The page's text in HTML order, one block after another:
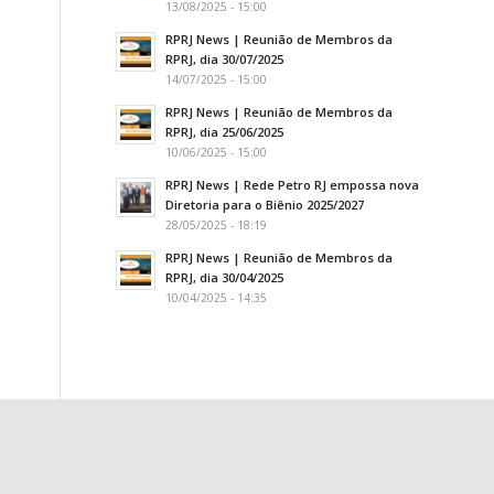
13/08/2025 - 15:00
RPRJ News | Reunião de Membros da
RPRJ, dia 30/07/2025
14/07/2025 - 15:00
RPRJ News | Reunião de Membros da
RPRJ, dia 25/06/2025
10/06/2025 - 15:00
RPRJ News | Rede Petro RJ empossa nova
Diretoria para o Biênio 2025/2027
28/05/2025 - 18:19
RPRJ News | Reunião de Membros da
RPRJ, dia 30/04/2025
10/04/2025 - 14:35